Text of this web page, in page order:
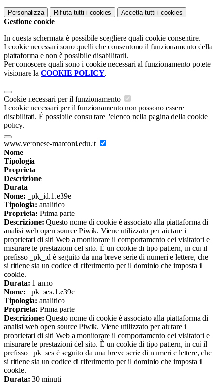
Personalizza Rifiuta tutti i cookies Accetta tutti i cookies
Gestione cookie
In questa schermata è possibile scegliere quali cookie consentire.
I cookie necessari sono quelli che consentono il funzionamento della
piattaforma e non è possibile disabilitarli.
Per conoscere quali sono i cookie necessari al funzionamento potete
visionare la COOKIE POLICY.
Cookie necessari per il funzionamento
I cookie necessari per il funzionamento non possono essere
disabilitati. È possibile consultare l'elenco nella pagina della cookie
policy.
www.veronese-marconi.edu.it
Nome
Tipologia
Proprieta
Descrizione
Durata
Nome: _pk_id.1.e39e
Tipologia: analitico
Proprieta: Prima parte
Descrizione: Questo nome di cookie è associato alla piattaforma di
analisi web open source Piwik. Viene utilizzato per aiutare i
proprietari di siti Web a monitorare il comportamento dei visitatori e
misurare le prestazioni del sito. È un cookie di tipo pattern, in cui il
prefisso _pk_id è seguito da una breve serie di numeri e lettere, che
si ritiene sia un codice di riferimento per il dominio che imposta il
cookie.
Durata: 1 anno
Nome: _pk_ses.1.e39e
Tipologia: analitico
Proprieta: Prima parte
Descrizione: Questo nome di cookie è associato alla piattaforma di
analisi web open source Piwik. Viene utilizzato per aiutare i
proprietari di siti Web a monitorare il comportamento dei visitatori e
misurare le prestazioni del sito. È un cookie di tipo pattern, in cui il
prefisso _pk_ses è seguito da una breve serie di numeri e lettere, che
si ritiene sia un codice di riferimento per il dominio che imposta il
cookie.
Durata: 30 minuti